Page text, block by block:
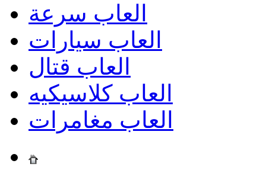
العاب سرعة
العاب سيارات
العاب قتال
العاب كلاسيكيه
العاب مغامرات